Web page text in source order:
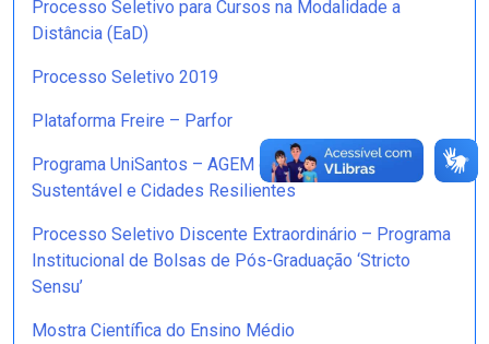
Processo Seletivo para Cursos na Modalidade a
Distância (EaD)
Processo Seletivo 2019
Plataforma Freire – Parfor
Programa UniSantos – AGEM de Desenvolvimento
Sustentável e Cidades Resilientes
Processo Seletivo Discente Extraordinário – Programa
Institucional de Bolsas de Pós-Graduação ‘Stricto
Sensu’
Mostra Científica do Ensino Médio